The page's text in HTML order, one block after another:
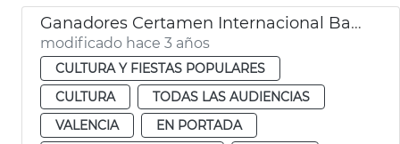
Ganadores Certamen Internacional Bandas Música
modificado hace 3 años
CULTURA Y FIESTAS POPULARES
CULTURA
TODAS LAS AUDIENCIAS
VALENCIA
EN PORTADA